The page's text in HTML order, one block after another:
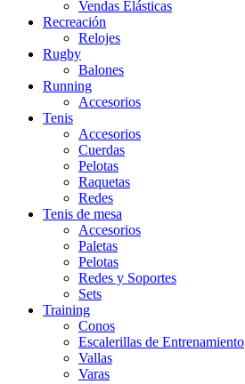
Vendas Elásticas
Recreación
Relojes
Rugby
Balones
Running
Accesorios
Tenis
Accesorios
Cuerdas
Pelotas
Raquetas
Redes
Tenis de mesa
Accesorios
Paletas
Pelotas
Redes y Soportes
Sets
Training
Conos
Escalerillas de Entrenamiento
Vallas
Varas